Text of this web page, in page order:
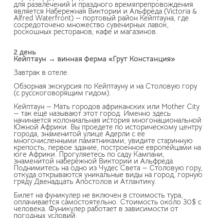
для развлечений и праздного времяпрепровождения
является Набережная Виктории и Альфреда (Victoria &
Alfred Waterfront) — портовый район Кейптауна, где
сосредоточено множество сувенирных лавок,
роскошных ресторанов, кафе и магазинов.
2 день
Кейптаун → винная ферма «Грут Констанция»
Завтрак в отеле.
Обзорная экскурсия по Кейптауну и на Столовую гору
(с русскоговорящим гидом).
Кейптаун — Мать городов африканских или Mother City
— так ещё называют этот город. Именно здесь
начинается колониальная история многонациональной
Южной Африки. Вы проедете по историческому центру
города, знаменитой улице Адерли с ее
многочисленными памятниками, увидите старинную
крепость, первое здание, построенное европейцами на
юге Африки. Прогуляетесь по саду Кампани,
знаменитой набережной Виктории и Альфреда.
Поднимитесь на одно из Чудес Света — Столовую гору,
откуда открываются уникальные виды на город, горную
гряду Двенадцать Апостолов и Атлантику.
Билет на фуникулер не включен в стоимость тура,
оплачивается самостоятельно. Стоимость около 30$ с
человека. Фуникулер работает в зависимости от
погодных условий.